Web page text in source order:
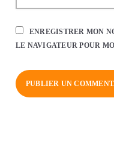
ENREGISTRER MON
LE NAVIGATEUR POUR